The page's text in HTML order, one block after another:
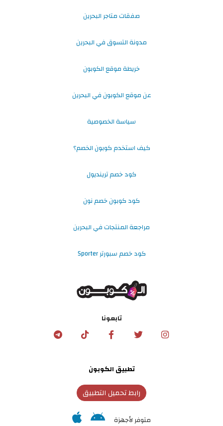
صفقات متاجر البحرين
مدونة التسوق في البحرين
خريطة موقع الكوبون
عن موقع الكوبون في البحرين
سياسة الخصوصية
كيف استخدم كوبون الخصم؟
كود خصم ترينديول
كود كوبون خصم نون
مراجعة المنتجات في البحرين
كود خصم سبورتر Sporter
تابعونا
تطبيق الكوبون
رابط تحميل التطبيق
متوفر لأجهزة